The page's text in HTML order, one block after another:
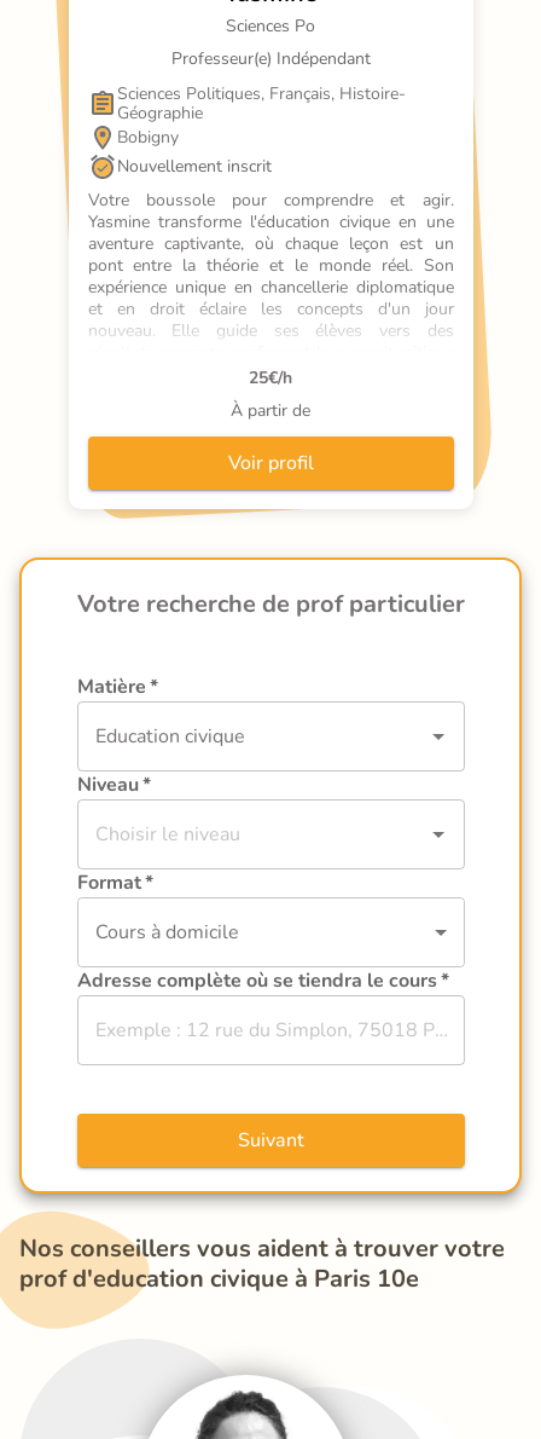
Sciences Po
Professeur(e) Indépendant
Sciences Politiques, Français, Histoire-
Géographie
Bobigny
Nouvellement inscrit
Votre boussole pour comprendre et agir.
Yasmine transforme l'éducation civique en une
aventure captivante, où chaque leçon est un
pont entre la théorie et le monde réel. Son
expérience unique en chancellerie diplomatique
et en droit éclaire les concepts d'un jour
nouveau. Elle guide ses élèves vers des
et leur aisance à l'oral. Préparez-vous à exceller
avec des cours particuliers d'éducation civique à
Paris 10e. L'engagement citoyen commence ici.
25€/h
À partir de
Voir profil
Votre recherche de prof particulier
Matière*
Niveau*
Format*
Cours à domicile
Adresse complète où se tiendra le cours*
Suivant
Nos conseillers vous aident à trouver votre
prof d'education civique à Paris 10e